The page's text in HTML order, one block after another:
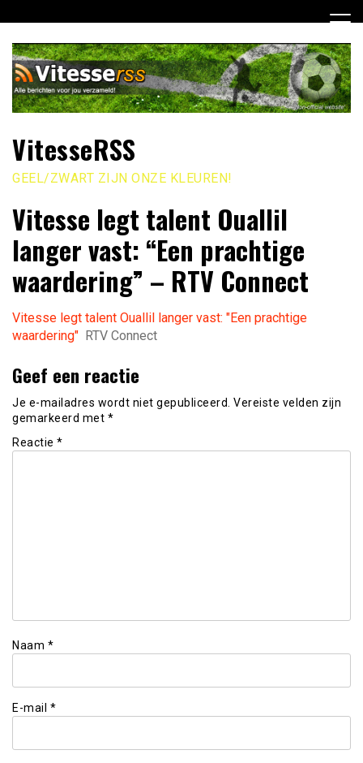
naar
inhoud
VitesseRSS
GEEL/ZWART ZIJN ONZE KLEUREN!
Vitesse legt talent Ouallil
langer vast: “Een prachtige
waardering” – RTV Connect
Vitesse legt talent Ouallil langer vast: "Een prachtige
waardering" RTV Connect
Geef een reactie
Je e-mailadres wordt niet gepubliceerd. Vereiste velden zijn
gemarkeerd met *
Reactie *
Naam *
E-mail *